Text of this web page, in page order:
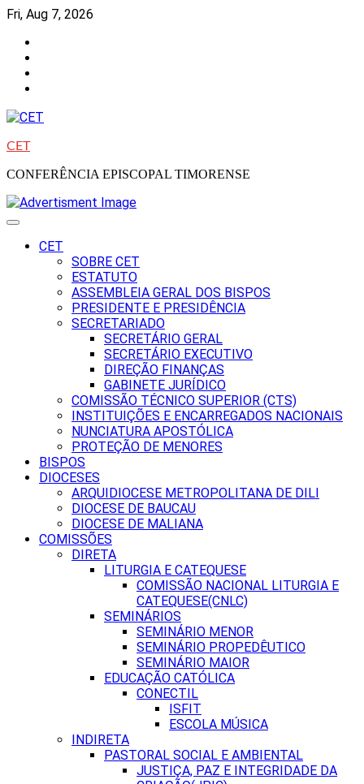
Skip
content
Fri, Aug 7, 2026
CET
CONFERÊNCIA EPISCOPAL TIMORENSE
CET
SOBRE CET
ESTATUTO
ASSEMBLEIA GERAL DOS BISPOS
PRESIDENTE E PRESIDÊNCIA
SECRETARIADO
SECRETÁRIO GERAL
SECRETÁRIO EXECUTIVO
DIREÇÃO FINANÇAS
GABINETE JURÍDICO
COMISSÃO TÉCNICO SUPERIOR (CTS)
INSTITUIÇÕES E ENCARREGADOS NACIONAIS
NUNCIATURA APOSTÓLICA
PROTEÇÃO DE MENORES
BISPOS
DIOCESES
ARQUIDIOCESE METROPOLITANA DE DILI
DIOCESE DE BAUCAU
DIOCESE DE MALIANA
COMISSÕES
DIRETA
LITURGIA E CATEQUESE
COMISSÃO NACIONAL LITURGIA E
CATEQUESE(CNLC)
SEMINÁRIOS
SEMINÁRIO MENOR
SEMINÁRIO PROPEDÊUTICO
SEMINÁRIO MAIOR
EDUCAÇÃO CATÓLICA
CONECTIL
ISFIT
ESCOLA MÚSICA
INDIRETA
PASTORAL SOCIAL E AMBIENTAL
JUSTIÇA, PAZ E INTEGRIDADE DA